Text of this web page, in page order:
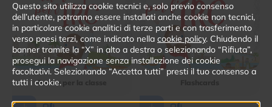
Poster per la classe
Questo sito utilizza cookie tecnici e, solo previo consenso
dell’utente, potranno essere installati anche cookie non tecnici,
in particolare cookie analitici di terze parti e con trasferimento
verso paesi terzi, come indicato nella cookie policy. Chiudendo il
banner tramite la “X” in alto a destra o selezionando “Rifiuta”,
prosegui la navigazione senza installazione dei cookie
facoltativi. Selezionando “Accetta tutti” presti il tuo consenso a
tutti i cookie.